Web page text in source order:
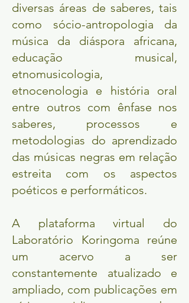
diversas áreas de saberes, tais
como sócio-antropologia da
música da diáspora africana,
educação musical,
etnomusicologia,
etnocenologia e história oral
entre outros com ênfase nos
saberes, processos e
metodologias do aprendizado
das músicas negras em relação
estreita com os aspectos
poéticos e performáticos.
A plataforma virtual do
Laboratório Koringoma reúne
um acervo a ser
constantemente atualizado e
ampliado, com publicações em